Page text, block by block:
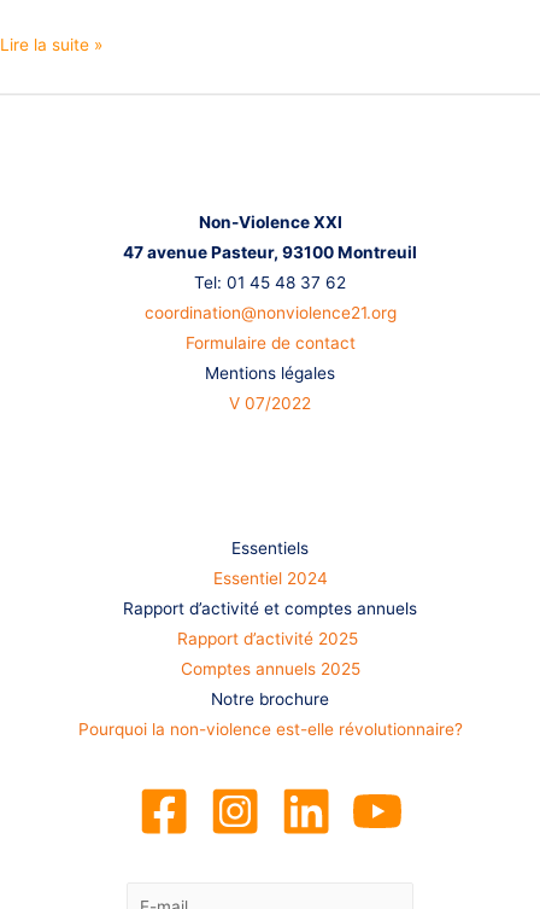
Nos
Lire la suite »
Non-Violence XXI
47 avenue Pasteur, 93100 Montreuil
Tel: 01 45 48 37 62
coordination@nonviolence21.org
Formulaire de contact
Mentions légales
V 07/2022
Essentiels
Essentiel 2024
Rapport d’activité et comptes annuels
Rapport d’activité 2025
Comptes annuels 2025
Notre brochure
Pourquoi la non-violence est-elle révolutionnaire?